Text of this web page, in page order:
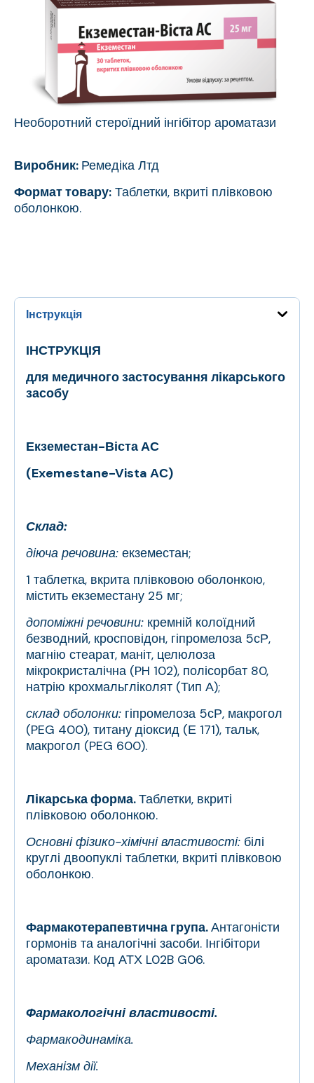
Необоротний стероїдний інгібітор ароматази
Виробник: Ремедіка Лтд
Формат товару: Таблетки, вкриті плівковою
оболонкою.
Інструкція
ІНСТРУКЦІЯ
для медичного застосування лікарського
засобу
Екземестан-Віста АС
(Exemestane-Vista АС)
Склад:
діюча речовина: екземестан;
1 таблетка, вкрита плівковою оболонкою,
містить екземестану 25 мг;
допоміжні речовини: кремній колоїдний
безводний, кросповідон, гіпромелоза 5сР,
магнію стеарат, маніт, целюлоза
мікрокристалічна (PH 102), полісорбат 80,
натрію крохмальгліколят (Тип А);
склад оболонки: гіпромелоза 5сР, макрогол
(PEG 400), титану діоксид (Е 171), тальк,
макрогол (PEG 600).
Лікарська форма.Таблетки, вкриті
плівковою оболонкою.
Основні фізико-хімічні властивості: білі
круглі двоопуклі таблетки, вкриті плівковою
оболонкою.
Фармакотерапевтична група.Антагоністи
гормонів та аналогічні засоби. Інгібітори
ароматази. Код АТХ L02B G06.
Фармакологічні властивості.
Фармакодинаміка.
Механізм дії.